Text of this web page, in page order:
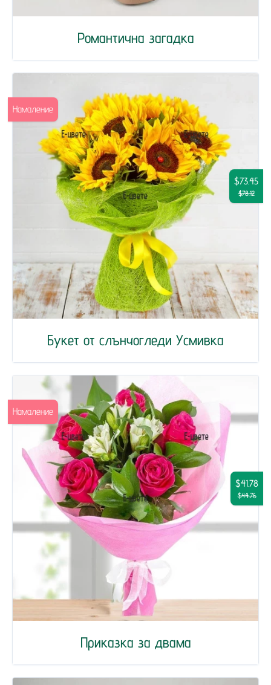
Романтична загадка
Букет от слънчогледи Усмивка
$73.45
$78.12
Намаление
Приказка за двама
$41.78
$44.76
Намаление